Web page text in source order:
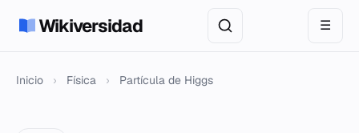
Wikiversidad ☰
Inicio › Física › Partícula de Higgs